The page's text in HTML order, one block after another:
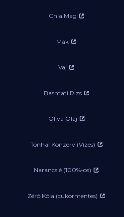
Chia Mag
Mák
Vaj
Basmati Rizs
Oliva Olaj
Tonhal Konzerv (Vízes)
Narancslé (100%-os)
Zéró Kóla (cukormentes)